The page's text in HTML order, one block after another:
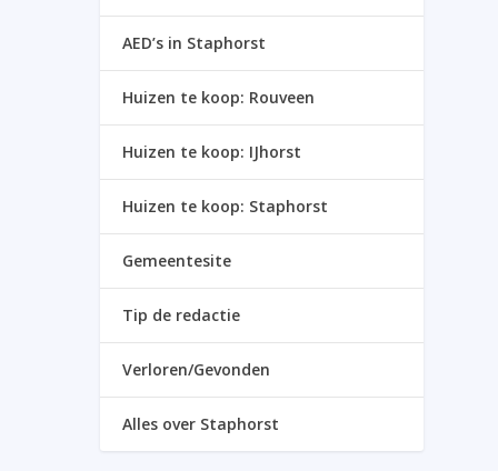
AED’s in Staphorst
Huizen te koop: Rouveen
Huizen te koop: IJhorst
Huizen te koop: Staphorst
Gemeentesite
Tip de redactie
Verloren/Gevonden
Alles over Staphorst